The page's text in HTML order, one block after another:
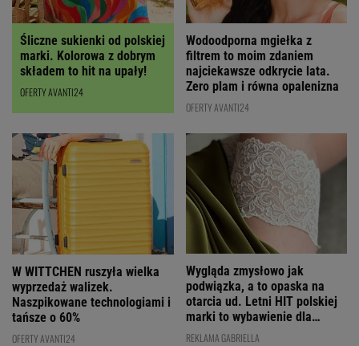
Śliczne sukienki od polskiej
marki. Kolorowa z dobrym
składem to hit na upały!
OFERTY AVANTI24
Wodoodporna mgiełka z
filtrem to moim zdaniem
najciekawsze odkrycie lata.
Zero plam i równa opalenizna
OFERTY AVANTI24
W WITTCHEN ruszyła wielka
wyprzedaż walizek.
Naszpikowane technologiami i
tańsze o 60%
OFERTY AVANTI24
Wygląda zmysłowo jak
podwiązka, a to opaska na
otarcia ud. Letni HIT polskiej
marki to wybawienie dla
kobiet!
REKLAMA GABRIELLA